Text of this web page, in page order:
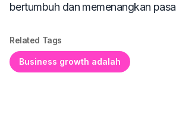
bertumbuh dan memenangkan
Related Tags
Business growth adalah